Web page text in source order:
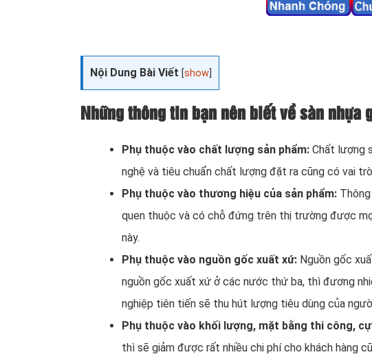
Nội Dung Bài Viết [show
Những thông tin bạn nên biết về sàn nhựa
Phụ thuộc vào chất lượng sản phẩm: Chất lượng
nghệ và tiêu chuẩn chất lượng đặt ra cũng có vai
Phụ thuộc vào thương hiệu của sản phẩm:
quen thuộc và có chỗ đứng trên thị trường được
này.
Phụ thuộc vào nguồn gốc xuất xứ: Nguồn gốc
nguồn gốc xuất xứ ở các nước thứ ba, thì đương
nghiệp tiên tiến sẽ thu hút lượng tiêu dùng của
Phụ thuộc vào khối lượng, mặt bằng thi công,
thì sẽ giảm được rất nhiều chi phí cho khách hàng